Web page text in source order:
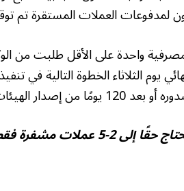
واحدة على الأقل طلبت من
5 عملات مشفرة فقط؟